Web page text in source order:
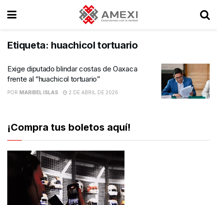
Etiqueta: huachicol tortuario
Exige diputado blindar costas de Oaxaca
frente al “huachicol tortuario”
POR MARIBEL ISLAS 2 DE ABRIL DE 2026
¡Compra tus boletos aquí!